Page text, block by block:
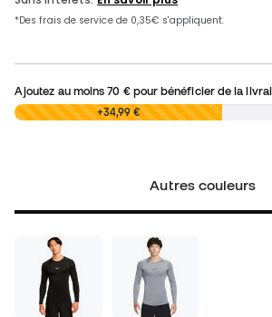
Ajoutez au moins70 €pour bénéficier de la
0,00 € +34,99 €
Autres couleurs